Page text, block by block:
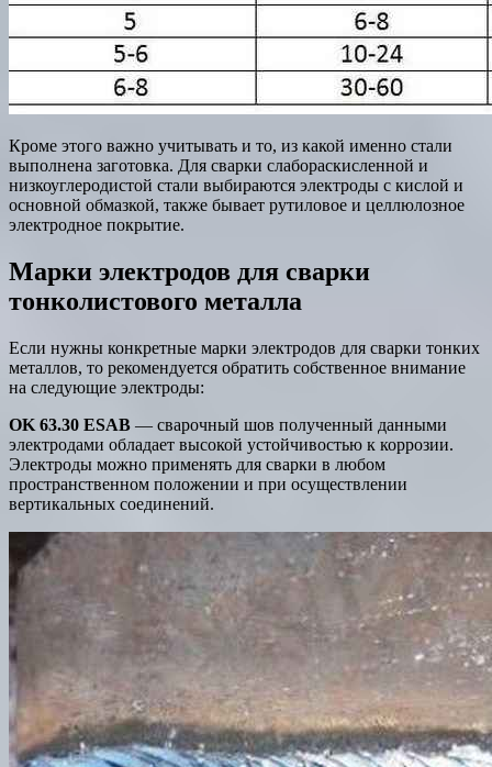
Кроме этого важно учитывать и то, из какой именно стали
выполнена заготовка. Для сварки слабораскисленной и
низкоуглеродистой стали выбираются электроды с кислой и
основной обмазкой, также бывает рутиловое и целлюлозное
электродное покрытие.
Марки электродов для сварки
тонколистового металла
Если нужны конкретные марки электродов для сварки тонких
металлов, то рекомендуется обратить собственное внимание
на следующие электроды:
OK 63.30 ESAB — сварочный шов полученный данными
электродами обладает высокой устойчивостью к коррозии.
Электроды можно применять для сварки в любом
пространственном положении и при осуществлении
вертикальных соединений.